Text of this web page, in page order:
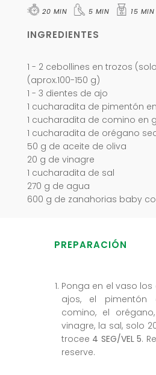
20 MIN 5 MIN 15 MIN
INGREDIENTES
1 - 2 cebollines en trozos
(aprox.100-150 g)
1 - 3 dientes de ajo
1 cucharadita de pimentón
1 cucharadita de comino en
1 cucharadita de orégano
50 g de aceite de oliva
20 g de vinagre
1 cucharadita de sal
270 g de agua
600 g de zanahorias baby
PREPARACIÓN
Ponga en el vaso los
ajos, el pimentón
comino, el
vinagre, la sal, solo
trocee 4 SEG/VEL 5.
reserve.